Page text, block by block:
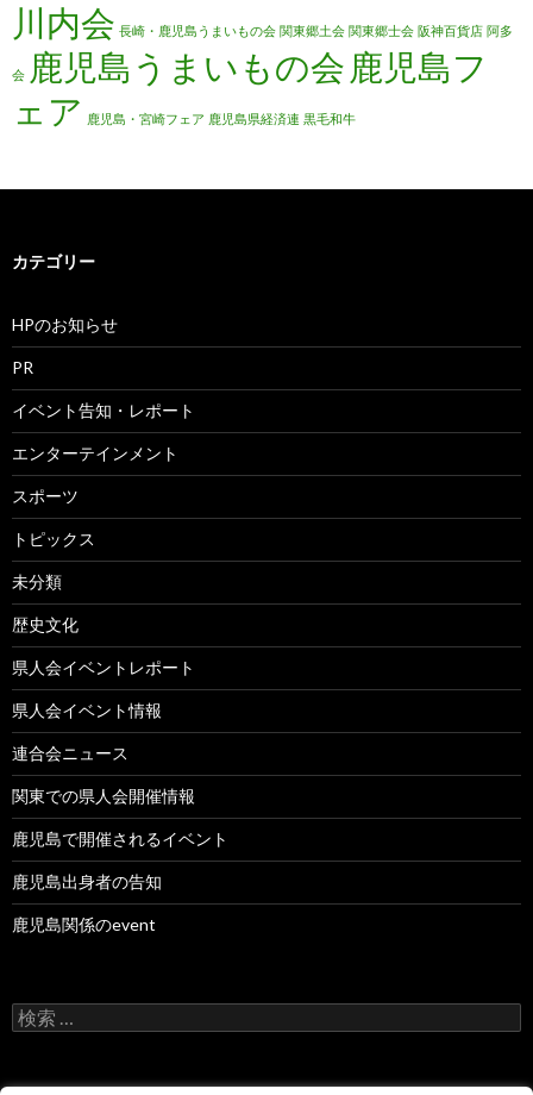
川内会 長崎・鹿児島うまいもの会 関東郷土会 関東郷士会 阪神百貨店 阿多
会 鹿児島うまいもの会 鹿児島フ
ェア 鹿児島・宮崎フェア 鹿児島県経済連 黒毛和牛
カテゴリー
HPのお知らせ
PR
イベント告知・レポート
エンターテインメント
スポーツ
トピックス
未分類
歴史文化
県人会イベントレポート
県人会イベント情報
連合会ニュース
関東での県人会開催情報
鹿児島で開催されるイベント
鹿児島出身者の告知
鹿児島関係のevent
検
索